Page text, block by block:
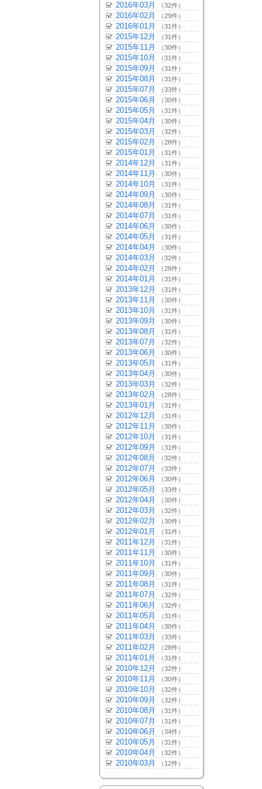
2016年03月 （32件）
2016年02月 （29件）
2016年01月 （31件）
2015年12月 （31件）
2015年11月 （30件）
2015年10月 （31件）
2015年09月 （31件）
2015年08月 （31件）
2015年07月 （33件）
2015年06月 （30件）
2015年05月 （31件）
2015年04月 （30件）
2015年03月 （32件）
2015年02月 （28件）
2015年01月 （31件）
2014年12月 （31件）
2014年11月 （30件）
2014年10月 （31件）
2014年09月 （30件）
2014年08月 （31件）
2014年07月 （31件）
2014年06月 （30件）
2014年05月 （31件）
2014年04月 （30件）
2014年03月 （32件）
2014年02月 （28件）
2014年01月 （31件）
2013年12月 （31件）
2013年11月 （30件）
2013年10月 （31件）
2013年09月 （30件）
2013年08月 （31件）
2013年07月 （32件）
2013年06月 （30件）
2013年05月 （31件）
2013年04月 （30件）
2013年03月 （32件）
2013年02月 （28件）
2013年01月 （31件）
2012年12月 （31件）
2012年11月 （30件）
2012年10月 （31件）
2012年09月 （31件）
2012年08月 （32件）
2012年07月 （33件）
2012年06月 （30件）
2012年05月 （33件）
2012年04月 （30件）
2012年03月 （32件）
2012年02月 （30件）
2012年01月 （31件）
2011年12月 （31件）
2011年11月 （30件）
2011年10月 （31件）
2011年09月 （30件）
2011年08月 （31件）
2011年07月 （32件）
2011年06月 （32件）
2011年05月 （31件）
2011年04月 （30件）
2011年03月 （33件）
2011年02月 （28件）
2011年01月 （31件）
2010年12月 （32件）
2010年11月 （30件）
2010年10月 （32件）
2010年09月 （32件）
2010年08月 （31件）
2010年07月 （31件）
2010年06月 （34件）
2010年05月 （31件）
2010年04月 （32件）
2010年03月 （12件）